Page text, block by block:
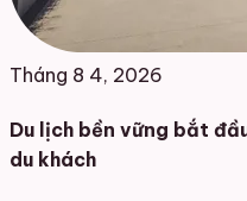
Tháng 8 4, 2026
Du lịch bền vững bắt
du khách